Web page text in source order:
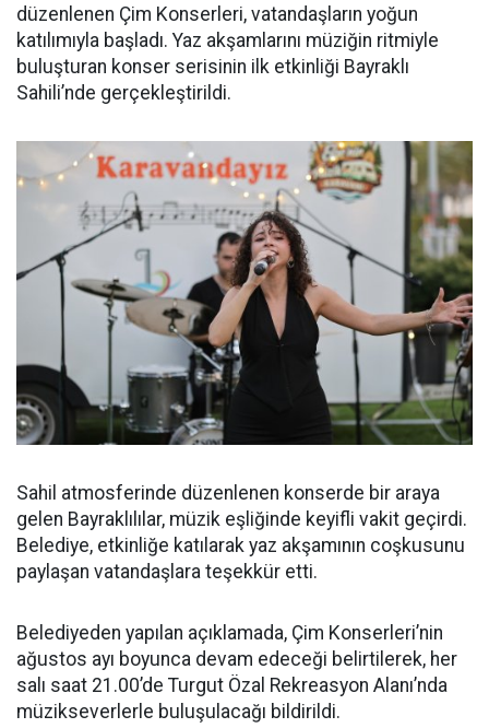
düzenlenen Çim Konserleri, vatandaşların yoğun
katılımıyla başladı. Yaz akşamlarını müziğin ritmiyle
buluşturan konser serisinin ilk etkinliği Bayraklı
Sahili’nde gerçekleştirildi.
Sahil atmosferinde düzenlenen konserde bir araya
gelen Bayraklılılar, müzik eşliğinde keyifli vakit geçirdi.
Belediye, etkinliğe katılarak yaz akşamının coşkusunu
paylaşan vatandaşlara teşekkür etti.
Belediyeden yapılan açıklamada, Çim Konserleri’nin
ağustos ayı boyunca devam edeceği belirtilerek, her
salı saat 21.00’de Turgut Özal Rekreasyon Alanı’nda
müzikseverlerle buluşulacağı bildirildi.